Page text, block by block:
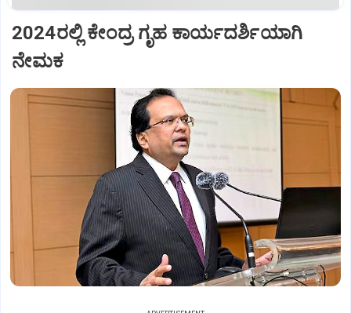
2024ರಲ್ಲಿ ಕೇಂದ್ರ ಗೃಹ ಕಾರ್ಯದರ್ಶಿಯಾಗಿ
ನೇಮಕ